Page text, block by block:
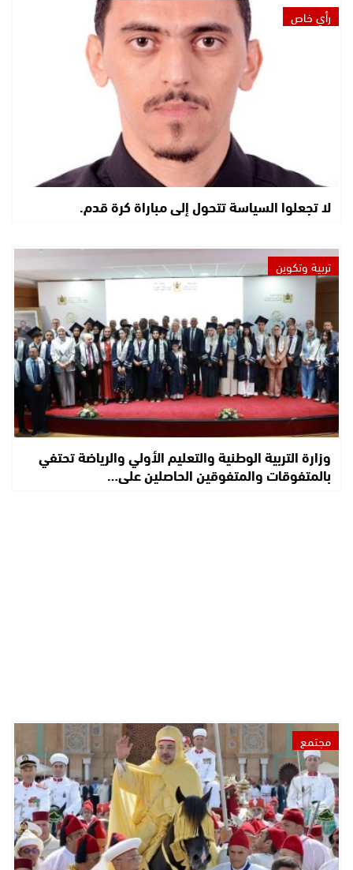
رأي خاص
لا تجعلوا السياسة تتحول إلى مباراة كرة قدم.
تربية وتكوين
وزارة التربية الوطنية والتعليم الأولي والرياضة تحتفي
بالمتفوقات والمتفوقين الحاصلين على…
مجتمع